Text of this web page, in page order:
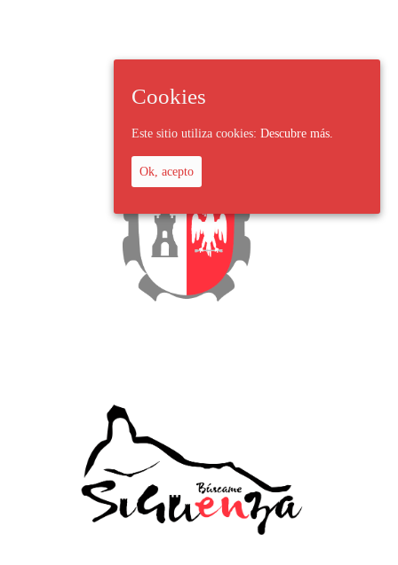
Cookies
Este sitio utiliza cookies: Descubre más.
Ok, acepto